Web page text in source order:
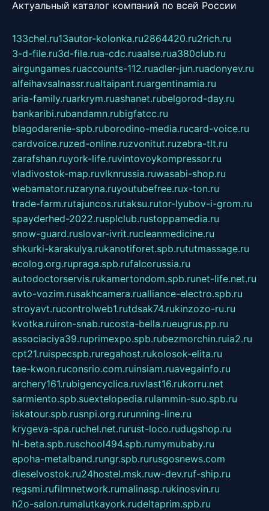
Актуальный каталог компаний по всей России
133chel.ru13autor-kolonka.ru2864420.ru2rich.ru
3-d-file.ru3d-file.rua-cdc.ruaalse.rua380club.ru
airgungames.ruaccounts-112.ruadler-jun.ruadonyev.ru
alfeihavsalnassr.rualtaipant.ruargentinamia.ru
aria-family.ruarkrym.ruashanet.rubelgorod-day.ru
bankaribi.rubandamn.rubigfatcc.ru
blagodarenie-spb.ruborodino-media.rucard-voice.ru
cardvoice.ruzed-online.ruzvonitut.ruzebra-tlt.ru
zarafshan.ruyork-life.ruvintovoykompressor.ru
vladivostok-map.ruvlknrussia.ruwasabi-shop.ru
webamator.ruzaryna.ruyoutubefree.rux-ton.ru
trade-farm.rutajuncos.rutaksu.rutor-lyubov-i-grom.ru
spayderhed-2022.rusplclub.rustoppamedia.ru
snow-guard.ruslovar-ivrit.rucleanmedicine.ru
shkurki-karakulya.rukanotiforet.spb.rututmassage.ru
ecolog.org.rupraga.spb.rufalcorussia.ru
autodoctorservis.rukamertondom.spb.runet-life.net.ru
avto-vozim.rusakhcamera.rualliance-electro.spb.ru
stroyavt.rucontrolweb1.rutdsak74.rukinzozo-ru.ru
kvotka.ruiron-snab.rucosta-bella.rueugrus.pp.ru
associaciya39.ruprimexpo.spb.rubezmorchin.ruia2.ru
cpt21.ruispecspb.ruregahost.rukolosok-elita.ru
tae-kwon.ruconsrio.com.ruinsiam.ruavegainfo.ru
archery161.rubigencyclica.ruvlast16.rukorru.net
sarmiento.spb.suextelopedia.rulammin-suo.spb.ru
iskatour.spb.rusnpi.org.rurunning-line.ru
krygeva-spa.ruchel.net.rurust-loco.rudugshop.ru
hl-beta.spb.ruschool494.spb.rumymubaby.ru
epoha-metalband.rungr.spb.rurusgosnews.com
dieselvostok.ru24hostel.msk.ruw-dev.ruf-ship.ru
regsmi.rufilmnetwork.rumalinasp.rukinosvin.ru
h2o-salon.rumalutkayork.rudeltaprim.spb.ru